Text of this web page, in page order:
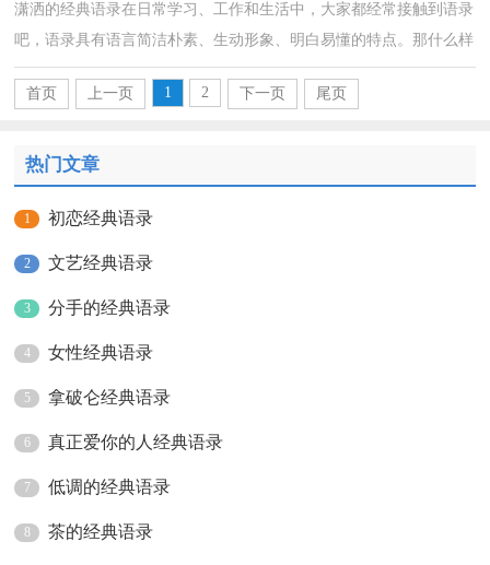
潇洒的经典语录在日常学习、工作和生活中，大家都经常接触到语录
吧，语录具有语言简洁朴素、生动形象、明白易懂的特点。那什么样
的语录才算得上是经典呢？以下是小编整理的潇洒的...
首页
上一页 1 2 下一页 尾页
热门文章
1 初恋经典语录
2 文艺经典语录
3 分手的经典语录
4 女性经典语录
5 拿破仑经典语录
6 真正爱你的人经典语录
7 低调的经典语录
8 茶的经典语录